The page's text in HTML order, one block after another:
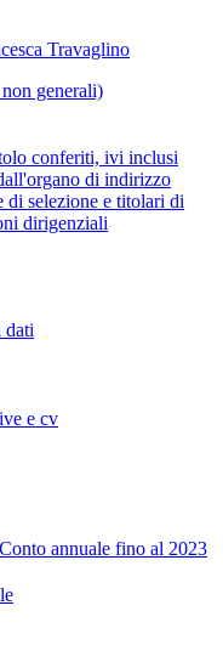
Travaglino
generali)
conferiti, ivi inclusi
di indirizzo
di selezione e titolari di
dirigenziali
dati
e cv
annuale fino al 2023